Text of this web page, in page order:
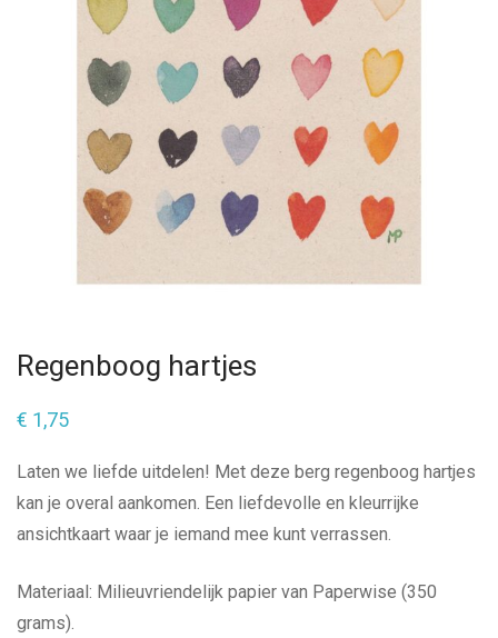
Regenboog hartjes
€ 1,75
Laten we liefde uitdelen! Met deze berg regenboog hartjes
kan je overal aankomen. Een liefdevolle en kleurrijke
ansichtkaart waar je iemand mee kunt verrassen.
Materiaal: Milieuvriendelijk papier van Paperwise (350
grams).